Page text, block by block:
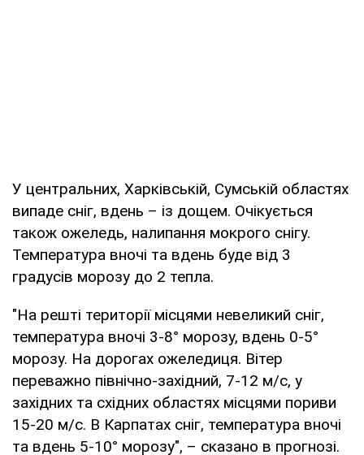
У центральних, Харківській, Сумській областях
випаде сніг, вдень – із дощем. Очікується
також ожеледь, налипання мокрого снігу.
Температура вночі та вдень буде від 3
градусів морозу до 2 тепла.
"На решті території місцями невеликий сніг,
температура вночі 3-8° морозу, вдень 0-5°
морозу. На дорогах ожеледиця. Вітер
переважно північно-західний, 7-12 м/с, у
західних та східних областях місцями пориви
15-20 м/с. В Карпатах сніг, температура вночі
та вдень 5-10° морозу", – сказано в прогнозі.